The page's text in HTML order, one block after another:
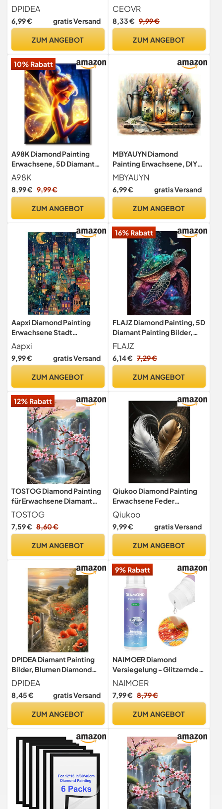
Sakura 5D Diamond Painting
für Erwachsene DIY Diamant
Malerei Runde Steine
DPIDEA
6,99 € gratis Versand
ZUM ANGEBOT
Diamond-painting,30x40
cm Diamant Paintings
Kit,5D DIY Diamond
Schneebedeckte Berge
CEOVR
8,33 € 9,99 €
ZUM ANGEBOT
10% Rabatt
A98K Diamond Painting
Erwachsene, 5D Diamant
Painting Bilder DIY Anime
Bastelset für Geschenke
und Wandbilder
A98K
8,99 € 9,99 €
ZUM ANGEBOT
MBYAUYN Diamond
Painting Erwachsene, DIY
Diamant Painting Bilder 30
x 40 cm, Diamond Painting
Wunschflasche, Suitable as
and Gift
MBYAUYN
6,99 € gratis Versand
ZUM ANGEBOT
Aapxi Diamond Painting
Erwachsene Stadt
Landschaft, 5D Diamond
Painting Bilder Fantasie,
Diamond Painting Kinder,
Bastelset als Geschenk, Zur
Wanddeko 30×40cm
Aapxi
9,99 € gratis Versand
ZUM ANGEBOT
16% Rabatt
FLAJZ Diamond Painting, 5D
Diamant Painting Bilder,
Diamond Painting Set für
Erwachsene und Anfänger,
DIY Mosaikherstellung
Wanddeko
FLAJZ
6,14 € 7,29 €
ZUM ANGEBOT
12% Rabatt
TOSTOG Diamond Painting
für Erwachsene Diamant
Painting Kits Full Drill Bilder
5D DIY Diamant Malerei Set
30x40cm für Wanddekor
TOSTOG
7,59 € 8,60 €
ZUM ANGEBOT
Qiukoo Diamond Painting
Erwachsene Feder
30x40cm
Qiukoo
9,99 € gratis Versand
ZUM ANGEBOT
DPIDEA Diamant Painting
Bilder, Blumen Diamond
Painting für Erwachsene
Anfänger, 5D DIY Diamond
Painting Sonnenuntergänge
Zuhause Dekor 30x40 cm
DPIDEA
8,45 € gratis Versand
ZUM ANGEBOT
9% Rabatt
NAIMOER Diamond
Versiegelung - Glitzerndes
Bild-Zubehör für 5D
Diamond Painting und
Puzzle (120 ml)
NAIMOER
7,99 € 8,79 €
ZUM ANGEBOT